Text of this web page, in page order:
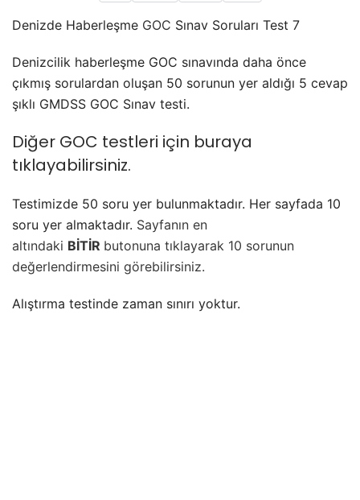
Denizde Haberleşme GOC Sınav Soruları Test 7
Denizcilik haberleşme GOC sınavında daha önce
çıkmış sorulardan oluşan 50 sorunun yer aldığı 5 cevap
şıklı GMDSS GOC Sınav testi.
Diğer GOC testleri için buraya
tıklayabilirsiniz.
Testimizde 50 soru yer bulunmaktadır. Her sayfada 10
soru yer almaktadır. Sayfanın en
altındaki BİTİR butonuna tıklayarak 10 sorunun
değerlendirmesini görebilirsiniz.
Alıştırma testinde zaman sınırı yoktur.